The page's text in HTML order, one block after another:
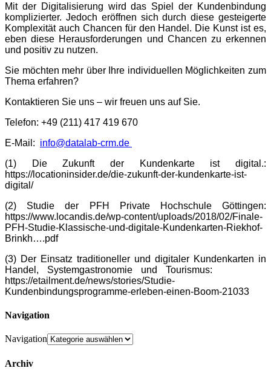
Mit der Digitalisierung wird das Spiel der Kundenbindung
komplizierter. Jedoch eröffnen sich durch diese gesteigerte
Komplexität auch Chancen für den Handel. Die Kunst ist es,
eben diese Herausforderungen und Chancen zu erkennen
und positiv zu nutzen.
Sie möchten mehr über Ihre individuellen Möglichkeiten zum
Thema erfahren?
Kontaktieren Sie uns – wir freuen uns auf Sie.
Telefon: +49 (211) 417 419 670
E-Mail: info@datalab-crm.de
(1) Die Zukunft der Kundenkarte ist digital.:
https://locationinsider.de/die-zukunft-der-kundenkarte-ist-
digital/
(2) Studie der PFH Private Hochschule Göttingen:
https://www.locandis.de/wp-content/uploads/2018/02/Finale-
PFH-Studie-Klassische-und-digitale-Kundenkarten-Riekhof-
Brinkh….pdf
(3) Der Einsatz traditioneller und digitaler Kundenkarten in
Handel, Systemgastronomie und Tourismus:
https://etailment.de/news/stories/Studie-
Kundenbindungsprogramme-erleben-einen-Boom-21033
Navigation
Navigation
Archiv